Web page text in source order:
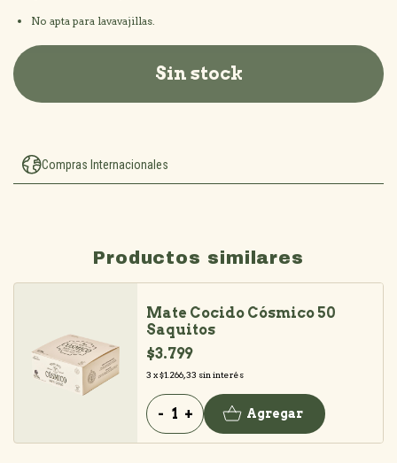
No apta para lavavajillas.
Compras Internacionales
Productos similares
Mate Cocido Cósmico 50
Saquitos
$3.799
3 x$1.266,33 sin interés
- + Agregar